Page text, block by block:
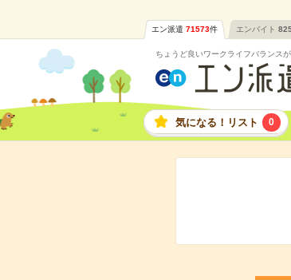
エン派遣 71573件 エンバイト
ちょうど良いワークライフバランス
気になる！リスト 0